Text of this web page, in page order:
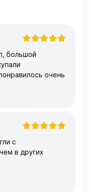
большой
очень
с
в других